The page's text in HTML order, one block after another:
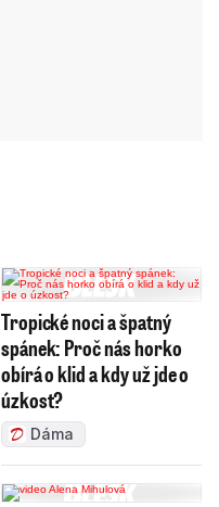
Tropické noci a špatný
spánek: Proč nás horko
obírá o klid a kdy už jde o
úzkost?
Dáma